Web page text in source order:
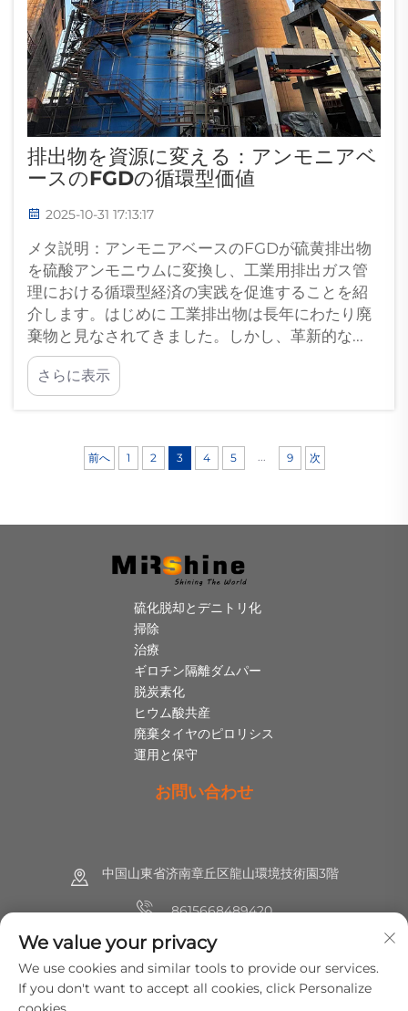
排出物を資源に変える：アンモニアベ
ースのFGDの循環型価値
2025-10-31 17:13:17
メタ説明：アンモニアベースのFGDが硫黄排出物
を硫酸アンモニウムに変換し、工業用排出ガス管
理における循環型経済の実践を促進することを紹
介します。はじめに 工業排出物は長年にわたり廃
棄物と見なされてきました。しかし、革新的な...
さらに表示
前へ 1 2 3 4 5 ... 9 次
硫化脱却とデニトリ化
掃除
治療
ギロチン隔離ダムパー
脱炭素化
ヒウム酸共産
廃棄タイヤのピロリシス
運用と保守
お問い合わせ
中国山東省济南章丘区龍山環境技術園3階
8615668489420
+86 (0) 531 8891 0288
[email protected]
We value your privacy
We use cookies and similar tools to provide our services.
If you don't want to accept all cookies, click Personalize